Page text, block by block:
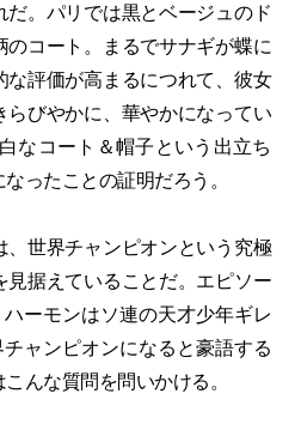
。パリでは黒とベージュのド
のコート。まるでサナギが蝶に
評価が高まるにつれて、彼女
らびやかに、華やかになってい
なコート＆帽子という出立ち
ったことの証明だろう。
世界チャンピオンという究極
据えていることだ。エピソー
ーモンはソ連の天才少年ギレ
ャンピオンになると豪語する
んな質問を問いかける。